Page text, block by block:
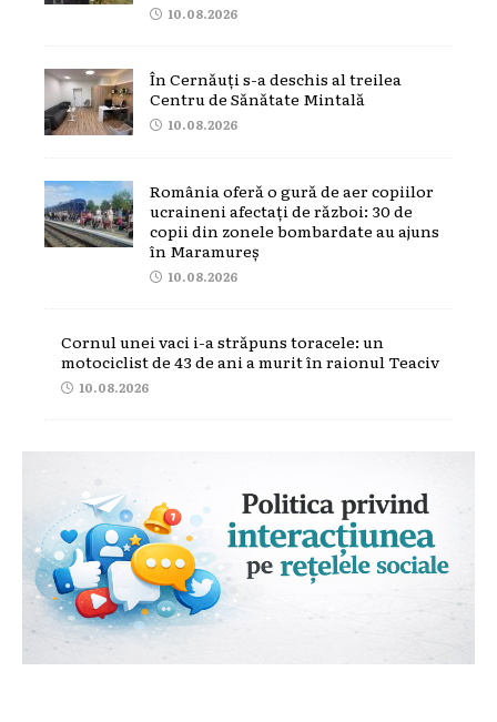
10.08.2026
În Cernăuți s-a deschis al treilea
Centru de Sănătate Mintală
10.08.2026
România oferă o gură de aer copiilor
ucraineni afectați de război: 30 de
copii din zonele bombardate au ajuns
în Maramureș
10.08.2026
Cornul unei vaci i-a străpuns toracele: un
motociclist de 43 de ani a murit în raionul Teaciv
10.08.2026